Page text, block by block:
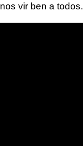
vir ben a todos.